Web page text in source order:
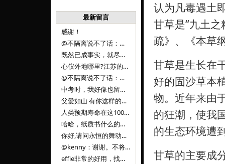
最新留言
感谢！
@不隔离说不了话：浙江的
既然已成事实，就尽量接受了。 事情未能如愿已是不幸，没必要为此反复纠结来进行不必要的自我惩罚。 之前问过家里的小朋友是否想学编
心仪外地哪里?江苏的？顺其自然，全面发展才是。
@不隔离说不了话：确实，一晃三年。
中考时，我好像也留言过的，可乐好像和我们考得差不多。 一晃三年，我们江苏24年，物化生612分，女孩。 其实高考只是长跑的
父爱如山 有你这样的父亲做后盾，可乐未来的路一定会走得踏实又精彩
人类预期寿命在这100年，每2-3年增长一岁，到你们这一代大概率能到100岁，46岁还是正当年,可能不是八九点中的太阳了，但还是1
哈哈，纸质书什么的目前没有打算和计划，微信读书我不太熟悉，研究看看。目前，我只发在自己博客和起点上。关于小说内容方面，谢谢你的建议
你好,请问永恒的舞动什么时候可以出版纸质书,或者登陆微信读书.另外小说内容能不能更大气一些,不要只是局限于与一对男女的爱情和ai安
@kenny：谢谢。不将GIF显示为动图，主要是考虑到Effie本身的“极简、无干扰”的设计哲学，动图无疑是“干扰”之一。
effie非常的好用，找了很多年，终于找到这款，已经推荐给身边不少朋友使用和付费。有个小建议，文档里面是否可以增加gif的动图显示
认为凡毒遇土
甘草是“九土
疏》、《本草
甘草是生长在
好的固沙草本
物。近年来由
的狂潮，使我
的生态环境遭
甘草的主要成